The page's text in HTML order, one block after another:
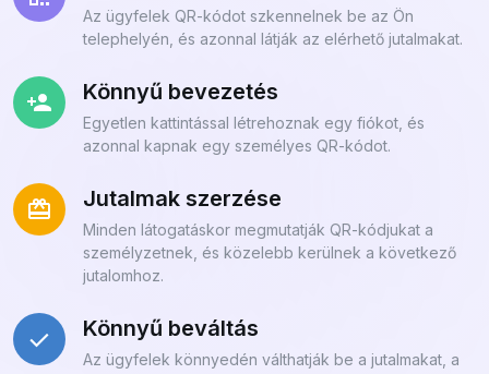
Az ügyfelek QR-kódot szkennelnek be az Ön
telephelyén, és azonnal látják az elérhető jutalmakat.
Könnyű bevezetés
Egyetlen kattintással létrehoznak egy fiókot, és
azonnal kapnak egy személyes QR-kódot.
Jutalmak szerzése
Minden látogatáskor megmutatják QR-kódjukat a
személyzetnek, és közelebb kerülnek a következő
jutalomhoz.
Könnyű beváltás
Az ügyfelek könnyedén válthatják be a jutalmakat, a